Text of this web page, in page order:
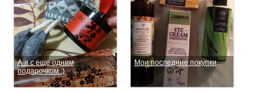
А я с еще одним
подарочком :)
Мои последние покупки